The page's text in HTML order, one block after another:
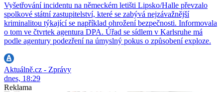
Vyšetřování incidentu na německém letišti Lipsko/Halle převzalo
spolkové státní zastupitelství, které se zabývá nejzávažnější
kriminalitou týkající se například ohrožení bezpečnosti. Informovala
o tom ve čtvrtek agentura DPA. Úřad se sídlem v Karlsruhe má
podle agentury podezření na úmyslný pokus o způsobení exploze.
Aktuálně.cz - Zprávy
dnes, 18:29
Reklama